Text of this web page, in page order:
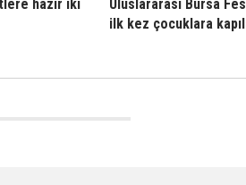
hazır iki
Uluslararası Bursa
ilk kez çocuklara